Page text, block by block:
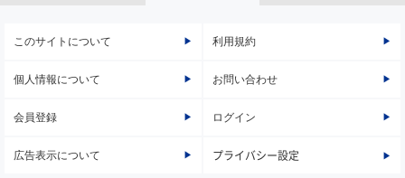
このサイトについて 利用規約
個人情報について お問い合わせ
会員登録 ログイン
広告表示について プライバシー設定